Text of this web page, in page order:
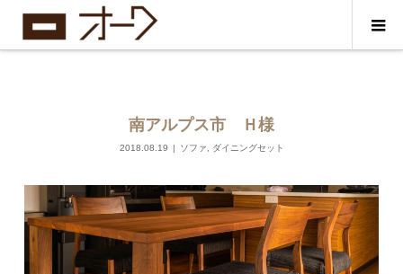
南アルプス市 Ｈ様
2018.08.19 ソファ ダイニングセット